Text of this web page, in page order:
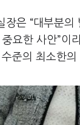
장은 “대부분
요한 사안”이
준의 최소한